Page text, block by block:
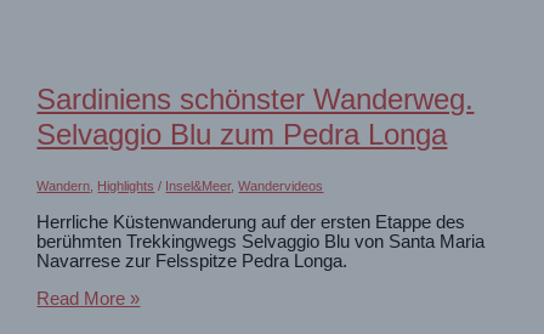
am
Monte
Arista
Sardiniens schönster Wanderweg.
Selvaggio Blu zum Pedra Longa
Wandern Highlights / Insel&Meer,Wandervideos
Herrliche Küstenwanderung auf der ersten Etappe des
berühmten Trekkingwegs Selvaggio Blu von Santa Maria
Navarrese zur Felsspitze Pedra Longa.
Sardiniens
Read More »